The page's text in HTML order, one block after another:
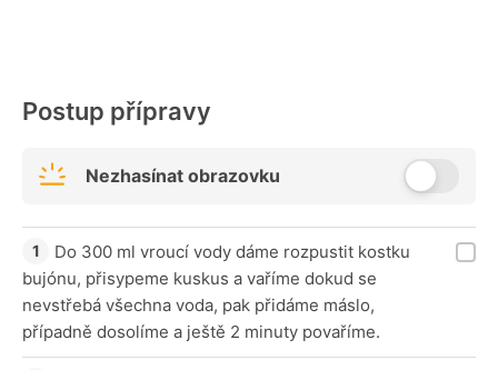
Postup přípravy
Nezhasínat obrazovku
Do 300 ml vroucí vody dáme rozpustit kostku
bujónu, přisypeme kuskus a vaříme dokud se
nevstřebá všechna voda, pak přidáme máslo,
případně dosolíme a ještě 2 minuty povaříme.